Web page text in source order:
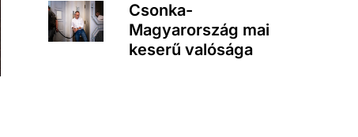
Csonka-
Magyarország mai
keserű valósága